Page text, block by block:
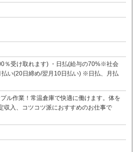
％受け取れます) ・日払(給与の70%※社会
払い(20日締め/翌月10日払い) ※日払、月払
ル作業！常温倉庫で快適に働けます。体を
収入、コツコツ派におすすめのお仕事で